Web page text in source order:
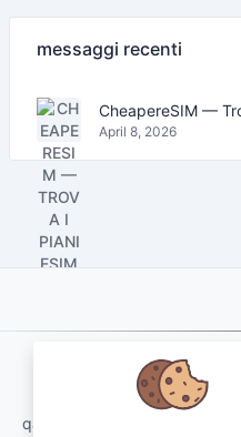
messaggi recenti
April 8, 2026
qartvelo.com free online